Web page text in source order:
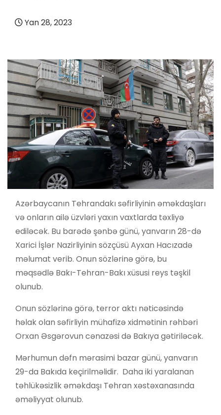
Yan 28, 2023
Azərbaycanın Tehrandakı səfirliyinin əməkdaşları
və onların ailə üzvləri yaxın vaxtlarda təxliyə
ediləcək. Bu barədə şənbə günü, yanvarın 28-də
Xarici İşlər Nazirliyinin sözçüsü Ayxan Hacızadə
məlumat verib. Onun sözlərinə görə, bu
məqsədlə Bakı-Tehran-Bakı xüsusi reys təşkil
olunub.
Onun sözlərinə görə, terror aktı nəticəsində
həlak olan səfirliyin mühafizə xidmətinin rəhbəri
Orxan Əsgərovun cənazəsi də Bakıya gətiriləcək.
Mərhumun dəfn mərasimi bazar günü, yanvarın
29-da Bakıda keçirilməlidir. Daha iki yaralanan
təhlükəsizlik əməkdaşı Tehran xəstəxanasında
əməliyyat olunub.